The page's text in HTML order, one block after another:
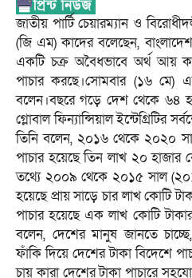
জাতীয় পার্টি চেয়ারম্যান ও
(জি এম) কাদের বলেছেন, বাংলাদেশ
একটি চক্র অবৈধভাবে অর্থ আয়
পাচার করছে।সোমবার (১৬ মে)
বলেন।বছরে গড়ে দেশ থেকে ৬৪
গ্লোবাল ফিন্যান্সিয়াল ইন্টেগ্রিটির
তিনি বলেন, ২০১৬ থেকে ২০২০
পাচার হয়েছে তিন লাখ ২০ হাজার
তথ্যে ২০০৯ থেকে ২০১৫ সাল
হয়েছে প্রায় সাড়ে চার লাখ কোটি
পাচার হয়েছে এক লাখ কোটি
বলেন, দেশের মানুষ জানতে
ফাঁকি দিয়ে দেশের টাকা বিদেশে
চায় কারা দেশের টাকা পাচারে